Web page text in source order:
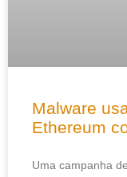
Malware
Ethereum
Uma campanha